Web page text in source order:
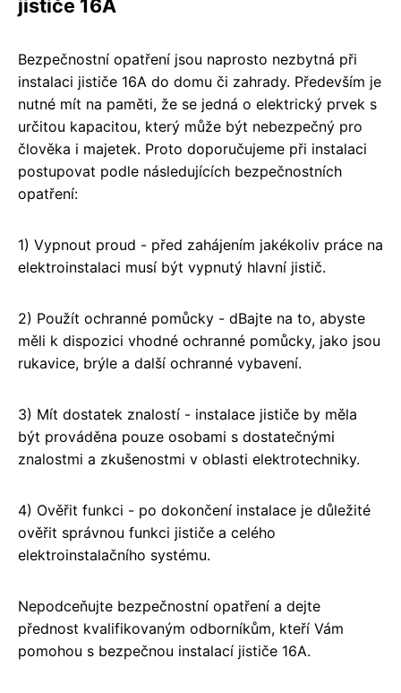
jističe 16A
Bezpečnostní opatření jsou naprosto nezbytná při
instalaci jističe 16A do domu či zahrady. Především je
nutné mít na paměti, že se jedná o elektrický prvek s
určitou kapacitou, který může být nebezpečný pro
člověka i majetek. Proto doporučujeme při instalaci
postupovat podle následujících bezpečnostních
opatření:
1) Vypnout proud - před zahájením jakékoliv práce na
elektroinstalaci musí být vypnutý hlavní jistič.
2) Použít ochranné pomůcky - dBajte na to, abyste
měli k dispozici vhodné ochranné pomůcky, jako jsou
rukavice, brýle a další ochranné vybavení.
3) Mít dostatek znalostí - instalace jističe by měla
být prováděna pouze osobami s dostatečnými
znalostmi a zkušenostmi v oblasti elektrotechniky.
4) Ověřit funkci - po dokončení instalace je důležité
ověřit správnou funkci jističe a celého
elektroinstalačního systému.
Nepodceňujte bezpečnostní opatření a dejte
přednost kvalifikovaným odborníkům, kteří Vám
pomohou s bezpečnou instalací jističe 16A.